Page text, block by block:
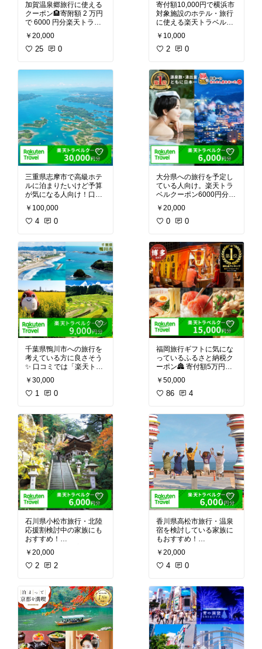
加賀温泉郷旅行に使える
クーポン🏨寄附額 2 万円
で 6000 円分楽天トラベ
ルクーポンがもらえると
のこと。山代・山中・片
山津温泉の宿で利用でき
ック♪
￥20,000
25 0
三重県志摩市で高級ホテ
ルに泊まりたいけど予算
が気になる人向け！口コ
ミでは「有効期限3年で
安心」「志摩スペイン村
に行く人に大変お得」な
ンはお得⭐
￥100,000
4 0
千葉県鴨川市への旅行を
考えている方に良さそう
✨ 口コミでは「楽天トラ
ベルクーポンは使い勝手
がよい」「お宿選びから
楽しめる」って評価が多
さと納税で購入できるの
ことも気になっています♪
￥30,000
1 0
石川県小松市旅行・北陸
応援割検討中の家族にも
おすすめ！
「旅行費が高・応援計画
面倒」悩みを、30% クー
ポン＋復興支援で実質割
口コミでは「旅行楽しみ
なお地域支援・北陸新幹
線も近い・3 年間有効で
Flexible」って声が多い
💫
気になる方はチェック⭐
￥20,000
2 2
寄付額10,000円で横浜市
対象施設のホテル・旅行
に使える楽天トラベル30
00円分のクーポン。予約
後適用で保管簡単。父の
日・母の日に旅行プレゼ
￥10,000
2 0
大分県への旅行を予定し
ている人向け。楽天トラ
ベルクーポン6000円分が
20,000円寄附でもらえる
🚄大分県内のホテルなど
で使えてオトク。別府温
￥20,000
0 0
福岡旅行ギフトに気にな
っているふるさと納税ク
ーポン🏯 寄付額5万円で1
万5千円分が返礼品✨ 福
岡市内対象宿泊に利用可
能、翌々日から使える⭐
費・交通費・観光・体験
にも幅広く使える✨ 電子
クーポンで楽天トラベル
サイト利用🏨 気になる方
はチェック♪
￥50,000
86 4
香川県高松市旅行・温泉
宿を検討している家族に
もおすすめ！
「旅行費が高くなりすぎ
る・クーポン探し面倒」
悩みを、寄付額60%クー
口コミでは「栗林公園・
塩江温泉・さぬきうどん
が楽しめる・3年間有効
で Flexible」って声が多
い💫
気になる方はチェック♪
気になっているんです🌸
￥20,000
4 0